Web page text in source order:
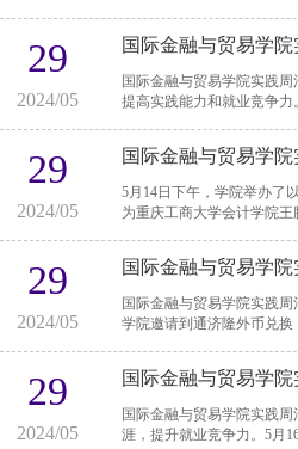
29
2024/05
国际金融与贸易学
国际金融与贸易学院实践周活动之参
提高实践能力和就业竞争力
29
2024/05
国际金融与贸易学
5月14日下午，学院举办了
为重庆工商大学会计学院
29
2024/05
国际金融与贸易学
国际金融与贸易学院实践周活动之讲
学院邀请到通济隆外币兑
29
2024/05
国际金融与贸易学
国际金融与贸易学院实践周活动之讲座篇——“职业
涯，提升就业竞争力。5月